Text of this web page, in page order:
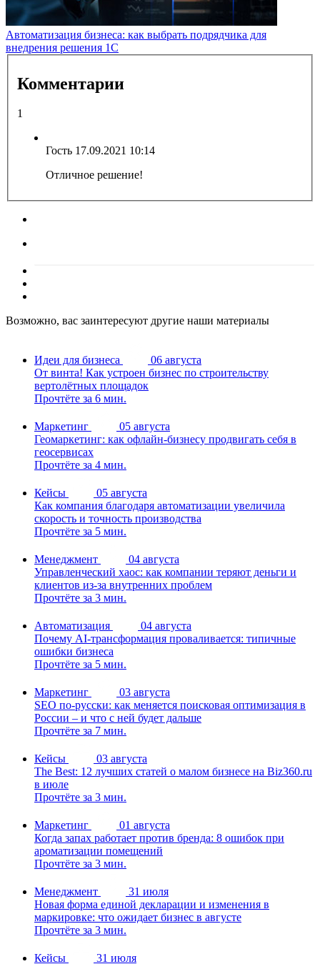
Автоматизация бизнеса: как выбрать подрядчика для
внедрения решения 1С
Комментарии
1
Гость 17.09.2021 10:14
Отличное решение!
Возможно, вас заинтересуют другие наши материалы
Идеи для бизнеса
06 августа
От винта! Как устроен бизнес по строительству
вертолётных площадок
Прочтёте за 6 мин.
Маркетинг
05 августа
Геомаркетинг: как офлайн-бизнесу продвигать себя в
геосервисах
Прочтёте за 4 мин.
Кейсы
05 августа
Как компания благодаря автоматизации увеличила
скорость и точность производства
Прочтёте за 5 мин.
Менеджмент
04 августа
Управленческий хаос: как компании теряют деньги и
клиентов из-за внутренних проблем
Прочтёте за 3 мин.
Автоматизация
04 августа
Почему AI-трансформация проваливается: типичные
ошибки бизнеса
Прочтёте за 5 мин.
Маркетинг
03 августа
SEO по-русски: как меняется поисковая оптимизация в
России – и что с ней будет дальше
Прочтёте за 7 мин.
Кейсы
03 августа
The Best: 12 лучших статей о малом бизнесе на Biz360.ru
в июле
Прочтёте за 3 мин.
Маркетинг
01 августа
Когда запах работает против бренда: 8 ошибок при
ароматизации помещений
Прочтёте за 3 мин.
Менеджмент
31 июля
Новая форма единой декларации и изменения в
маркировке: что ожидает бизнес в августе
Прочтёте за 3 мин.
Кейсы
31 июля